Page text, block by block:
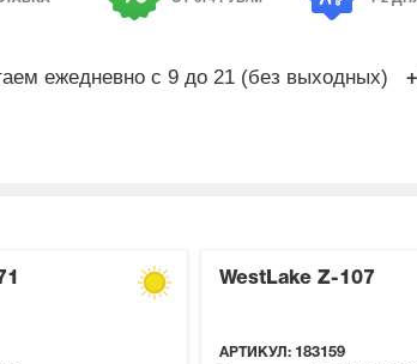
ежедневно с 9 до 21 (без выходных)
WestLake Z-107
АРТИКУЛ: 183159